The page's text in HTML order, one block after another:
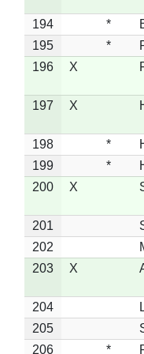
194 *
195
*
196
X
197 X
198 *
199
*
200
X
201
202
203
X
204
205
206
*